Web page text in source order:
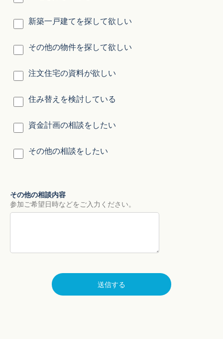
新築一戸建てを探して欲しい
その他の物件を探して欲しい
注文住宅の資料が欲しい
住み替えを検討している
資金計画の相談をしたい
その他の相談をしたい
その他の相談内容
参加ご希望日時などをご入力ください。
送信する